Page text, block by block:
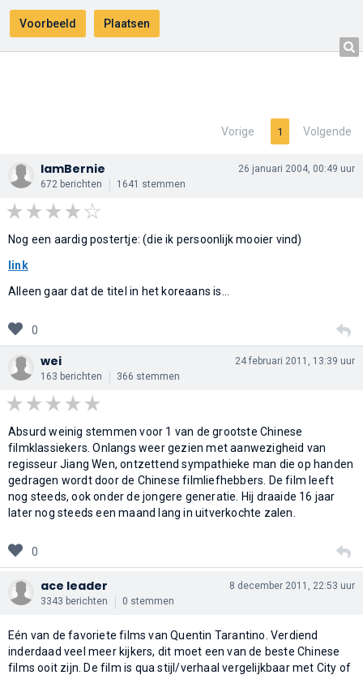
Vorige 1 Volgende
IamBernie
672 berichten 1641 stemmen
26 januari 2004, 00:49 uur
Nog een aardig postertje: (die ik persoonlijk mooier vind)
link
Alleen gaar dat de titel in het koreaans is...
0
wei
163 berichten 366 stemmen
24 februari 2011, 13:39 uur
Absurd weinig stemmen voor 1 van de grootste Chinese
filmklassiekers. Onlangs weer gezien met aanwezigheid van
regisseur Jiang Wen, ontzettend sympathieke man die op handen
gedragen wordt door de Chinese filmliefhebbers. De film leeft
nog steeds, ook onder de jongere generatie. Hij draaide 16 jaar
later nog steeds een maand lang in uitverkochte zalen.
0
ace leader
3343 berichten 0 stemmen
8 december 2011, 22:53 uur
Eén van de favoriete films van Quentin Tarantino. Verdiend
inderdaad veel meer kijkers, dit moet een van de beste Chinese
films ooit zijn. De film is qua stijl/verhaal vergelijkbaar met City of